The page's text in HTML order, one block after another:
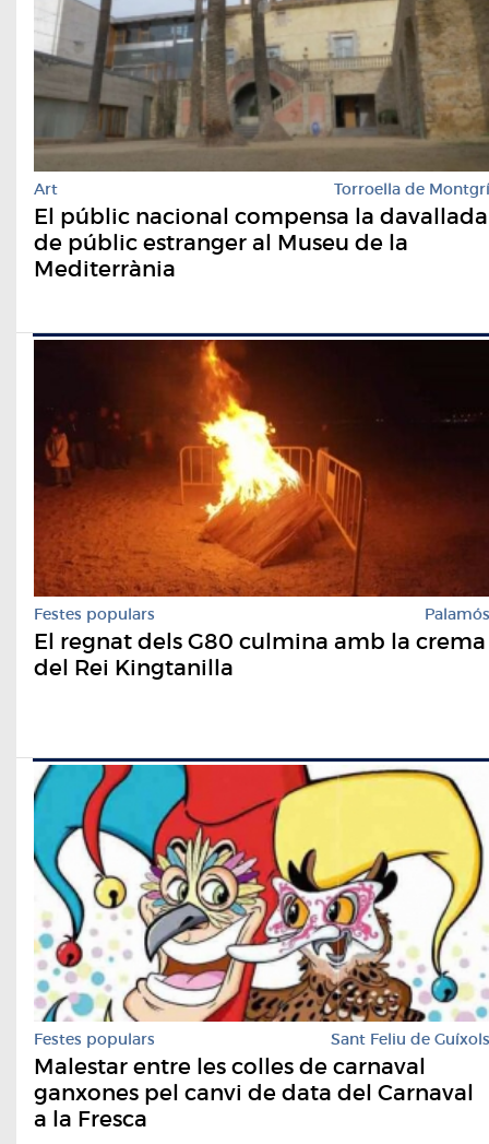
Art Torroella de Montgrí
El públic nacional compensa la davallada
de públic estranger al Museu de la
Mediterrània
Festes populars Palamós
El regnat dels G80 culmina amb la crema
del Rei Kingtanilla
Festes populars Sant Feliu de Guíxols
Malestar entre les colles de carnaval
ganxones pel canvi de data del Carnaval
a la Fresca